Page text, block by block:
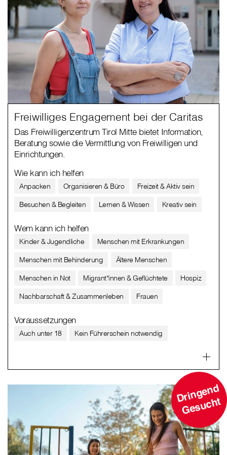
Freiwilliges Engagement bei der Caritas
Das Freiwilligenzentrum Tirol Mitte bietet Information,
Beratung sowie die Vermittlung von Freiwilligen und
Einrichtungen.
Wie kann ich helfen
Anpacken Organisieren & Büro
Freizeit & Aktiv sein
Besuchen & Begleiten
Lernen & Wissen Kreativ sein
Wem kann ich helfen
Kinder & Jugendliche
Menschen mit Erkrankungen
Menschen mit Behinderung
Ältere Menschen
Menschen in Not
Migrant*innen & Geflüchtete
Hospiz
Nachbarschaft & Zusammenleben
Frauen
Voraussetzungen
Auch unter 18 Kein Führerschein notwendig
D
ri
n
g
e
n
d
G
e
s
u
c
ht